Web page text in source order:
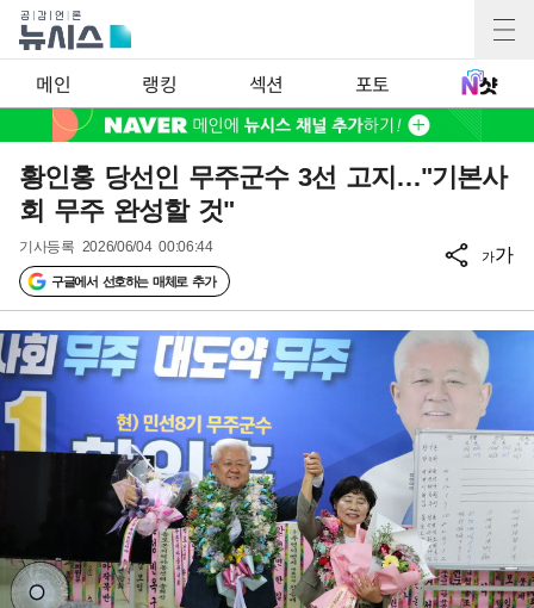
메인 랭킹 섹션 포토
황인홍 당선인 무주군수 3선 고지…"기본사
회 무주 완성할 것"
기사등록 2026/06/04 00:06:44
구글에서 선호하는 매체로 추가
가가